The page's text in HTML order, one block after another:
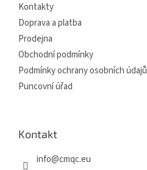
Kontakty
Doprava a platba
Prodejna
Obchodní podmínky
Podmínky ochrany osobních údajů
Puncovní úřad
Kontakt
info@cmqc.eu